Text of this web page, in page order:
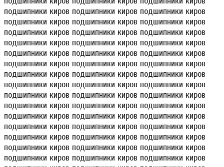
подшипники киров подшипники киров подшипники киров
подшипники киров подшипники киров подшипники киров
подшипники киров подшипники киров подшипники киров
подшипники киров подшипники киров подшипники киров
подшипники киров подшипники киров подшипники киров
подшипники киров подшипники киров подшипники киров
подшипники киров подшипники киров подшипники киров
подшипники киров подшипники киров подшипники киров
подшипники киров подшипники киров подшипники киров
подшипники киров подшипники киров подшипники киров
подшипники киров подшипники киров подшипники киров
подшипники киров подшипники киров подшипники киров
подшипники киров подшипники киров подшипники киров
подшипники киров подшипники киров подшипники киров
подшипники киров подшипники киров подшипники киров